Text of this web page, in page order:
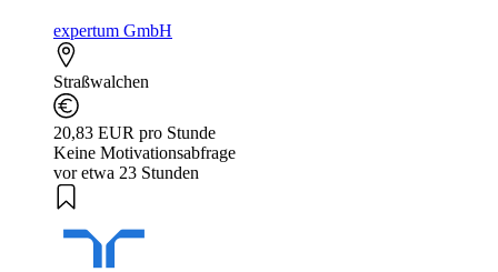
expertum GmbH
Straßwalchen
20,83 EUR pro Stunde
Keine Motivationsabfrage
vor etwa 23 Stunden